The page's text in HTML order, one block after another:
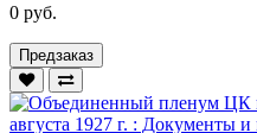
0 руб.
Предзаказ